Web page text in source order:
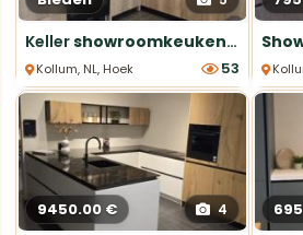
Kellershowroomkeukenstoer
Kollum, NL, Hoek keukens 53
9450.00 € 4